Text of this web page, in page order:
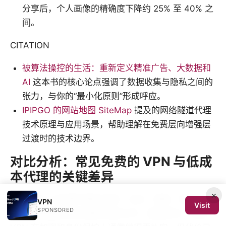
分享后，个人画像的精确度下降约 25% 至 40% 之
间。
CITATION
被算法操控的生活：重新定义精准广告、大数据和
AI 这本书的核心论点强调了数据收集与隐私之间的
张力，与你的“最小化原则”形成呼应。
IPIPGO 的网站地图 SiteMap 提及的网络隧道代理
技术原理与应用场景，帮助理解在免费层向增强层
过渡时的技术边界。
对比分析：常见免费的 VPN 与低成
本代理的关键差异
免费 VPN 与免费代理在加密、日志、速度、稳定性上
的差异直接影响你的隐私保护水平。简短结论：免费
×
VPN
SPONSORED
Visit